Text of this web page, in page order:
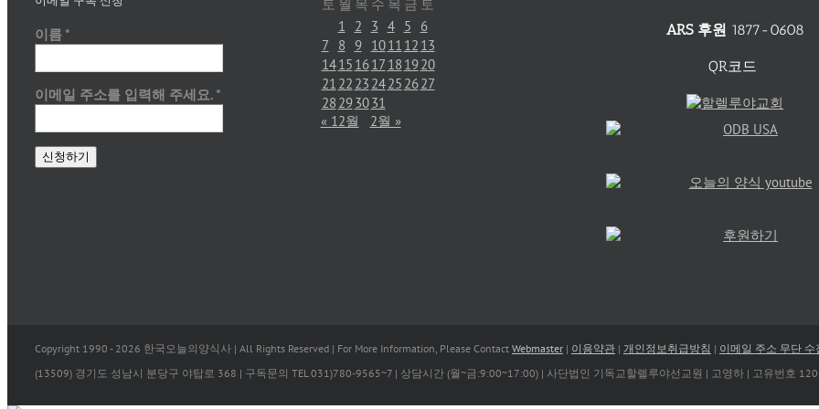
이름 *
이메일 주소를 입력해 주세요. *
토 월 목 수 목 금 토
1 2 3 4 5
6
7
8 9 1011 12 13
1415 1617 18 1920
21 22 23 2425 2627
28 293031
« 12월
2월 »
ARS 후원 1877-0608
QR코드
Copyright 1990 - 2026 한국오늘의양식사 | All Rights Reserved | For More Information, Please Contact Webmaster | 이용약관 | 개인정보취급방침 | 이메일 주소 무단 수
(13509) 경기도 성남시 분당구 야탑로 368 | 구독문의 TEL 031)780-9565~7 | 상담시간 (월~금:9:00~17:00) | 사단법인 기독교할렐루야선교원 | 고영하 | 고유번호